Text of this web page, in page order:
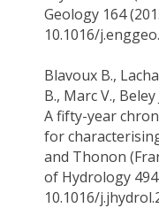
Geology 164
10.1016/
Blavoux B.,
B., Marc V., Beley
A fifty-year
for
and Thonon
of Hydrology
10.1016/